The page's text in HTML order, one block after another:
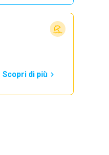
Scopri di più